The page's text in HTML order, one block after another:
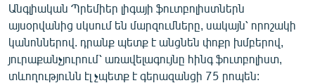
ՏԵՍԱՆՅՈՒԹԵՐ
ԲԱՆԱՎԵՃ
ՁԳՏԵԼՈՎ ԼԱՎԱԳՈՒՅՆԻՆ
Անգլիական Պրեմիեր լիգայի ֆուտբոլիստներն
այսօրվանից սկսում են մարզումները, սակայն՝ որոշակի
կանոններով. դրանք պետք է անցնեն փոքր խմբերով,
յուրաքանչյուրում՝ առավելագույնը հինգ ֆուտբոլիստ,
տևողությունն էլ չպետք է գերազանցի 75 րոպեն: